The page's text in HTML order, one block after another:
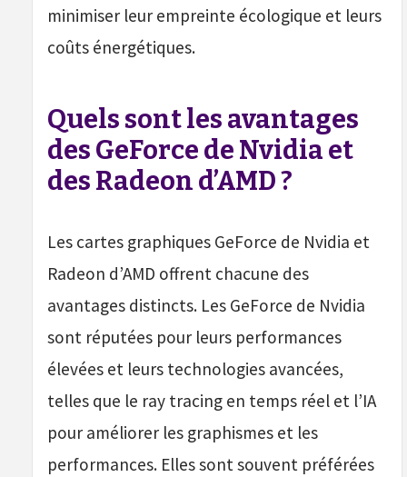
minimiser leur empreinte écologique et leurs
coûts énergétiques.
Quels sont les avantages
des GeForce de Nvidia et
des Radeon d’AMD ?
Les cartes graphiques GeForce de Nvidia et
Radeon d’AMD offrent chacune des
avantages distincts. Les GeForce de Nvidia
sont réputées pour leurs performances
élevées et leurs technologies avancées,
telles que le ray tracing en temps réel et l’IA
pour améliorer les graphismes et les
performances. Elles sont souvent préférées